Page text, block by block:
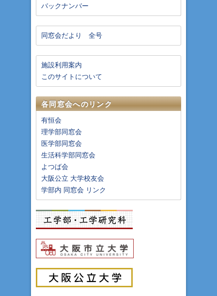
バックナンバー
同窓会だより 全号
施設利用案内
このサイトについて
各同窓会へのリンク
有恒会
理学部同窓会
医学部同窓会
生活科学部同窓会
よつば会
大阪公立 大学校友会
学部内 同窓会 リンク